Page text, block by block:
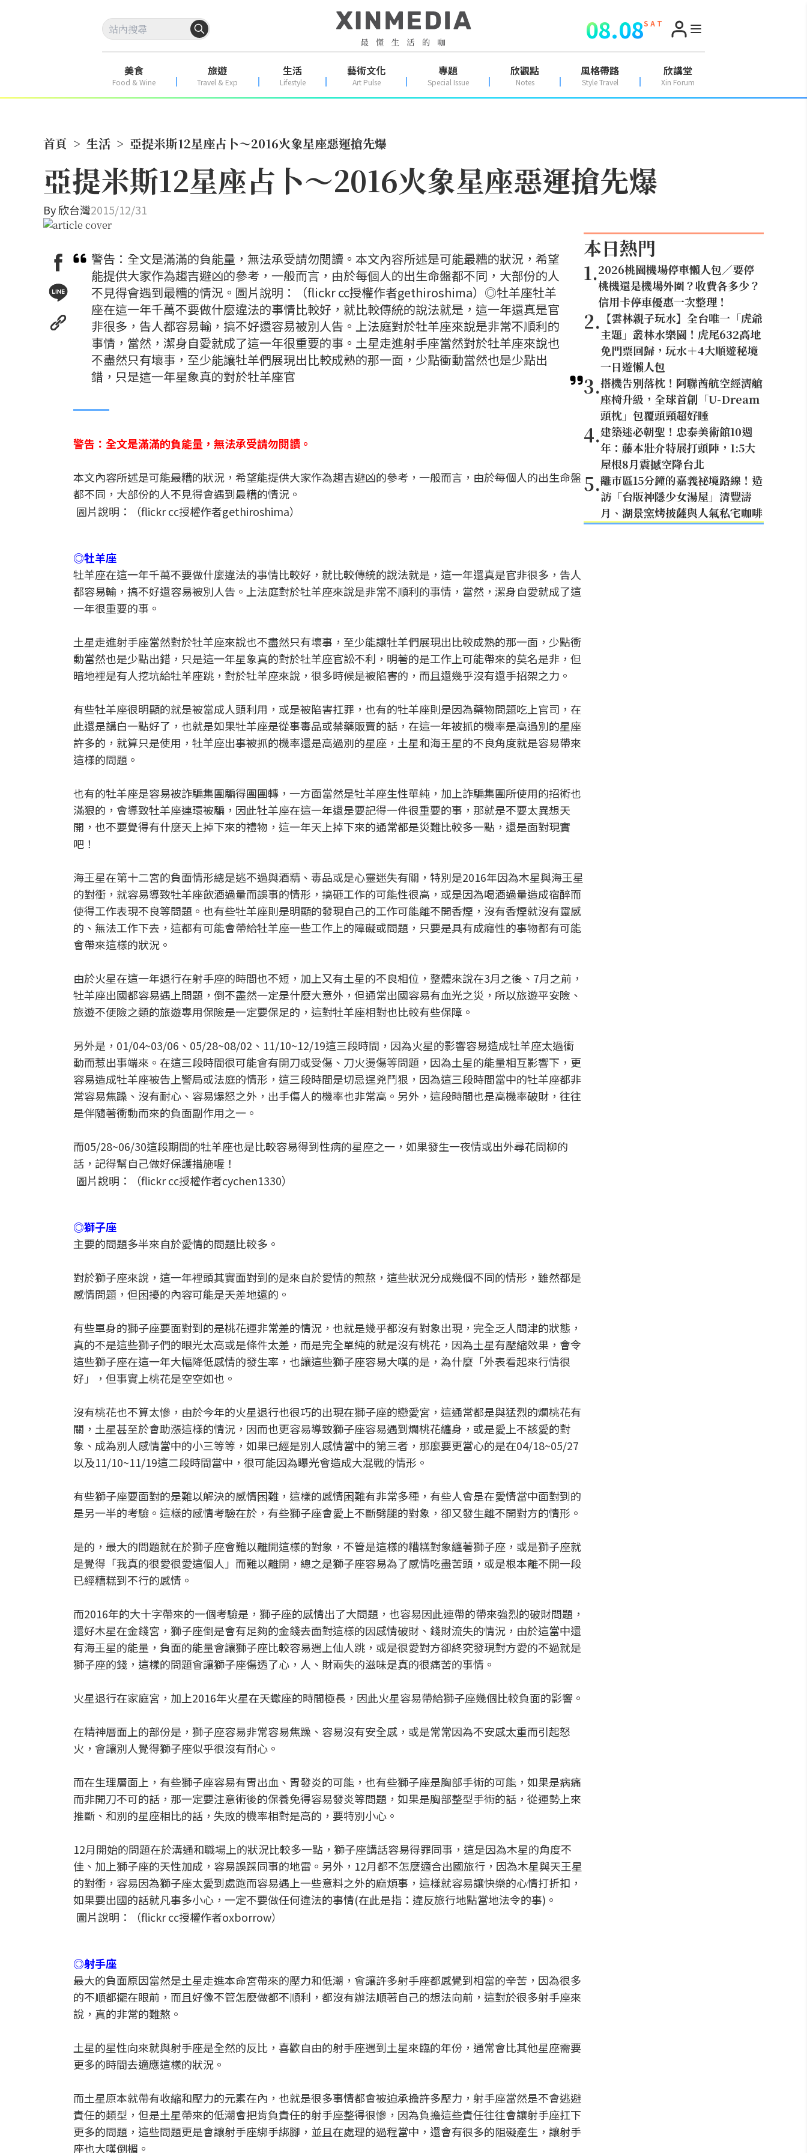
08.08S A T
美食
Food & Wine
旅遊
Travel & Exp
生活
Lifestyle
藝術文化
Art Pulse
專題
Special Issue
欣觀點
Notes
風格帶路
Style Travel
欣講堂
Xin Forum
首頁 > 生活 > 亞提米斯12星座占卜～2016火象星座惡運搶先爆
亞提米斯12星座占卜～2016火象星座惡運搶先爆
By欣台灣2015/12/31
警告：全文是滿滿的負能量，無法承受請勿閱讀。本文內容所述是可能最糟的狀況，希望
能提供大家作為趨吉避凶的參考，一般而言，由於每個人的出生命盤都不同，大部份的人
不見得會遇到最糟的情況。圖片說明：（flickr cc授權作者gethiroshima）◎牡羊座牡羊
座在這一年千萬不要做什麼違法的事情比較好，就比較傳統的說法就是，這一年還真是官
非很多，告人都容易輸，搞不好還容易被別人告。上法庭對於牡羊座來說是非常不順利的
事情，當然，潔身自愛就成了這一年很重要的事。土星走進射手座當然對於牡羊座來說也
不盡然只有壞事，至少能讓牡羊們展現出比較成熟的那一面，少點衝動當然也是少點出
錯，只是這一年星象真的對於牡羊座官
警告：全文是滿滿的負能量，無法承受請勿閱讀。
本文內容所述是可能最糟的狀況，希望能提供大家作為趨吉避凶的參考，一般而言，由於每個人的出生命盤
都不同，大部份的人不見得會遇到最糟的情況。
圖片說明：（flickr cc授權作者gethiroshima）
◎牡羊座
牡羊座在這一年千萬不要做什麼違法的事情比較好，就比較傳統的說法就是，這一年還真是官非很多，告人
都容易輸，搞不好還容易被別人告。上法庭對於牡羊座來說是非常不順利的事情，當然，潔身自愛就成了這
一年很重要的事。
土星走進射手座當然對於牡羊座來說也不盡然只有壞事，至少能讓牡羊們展現出比較成熟的那一面，少點衝
動當然也是少點出錯，只是這一年星象真的對於牡羊座官訟不利，明著的是工作上可能帶來的莫名是非，但
暗地裡是有人挖坑給牡羊座跳，對於牡羊座來說，很多時候是被陷害的，而且還幾乎沒有還手招架之力。
有些牡羊座很明顯的就是被當成人頭利用，或是被陷害扛罪，也有的牡羊座則是因為藥物問題吃上官司，在
此還是講白一點好了，也就是如果牡羊座是從事毒品或禁藥販賣的話，在這一年被抓的機率是高過別的星座
許多的，就算只是使用，牡羊座出事被抓的機率還是高過別的星座，土星和海王星的不良角度就是容易帶來
這樣的問題。
也有的牡羊座是容易被詐騙集團騙得團團轉，一方面當然是牡羊座生性單純，加上詐騙集團所使用的招術也
滿狠的，會導致牡羊座連環被騙，因此牡羊座在這一年還是要記得一件很重要的事，那就是不要太異想天
開，也不要覺得有什麼天上掉下來的禮物，這一年天上掉下來的通常都是災難比較多一點，還是面對現實
吧！
海王星在第十二宮的負面情形總是逃不過與酒精、毒品或是心靈迷失有關，特別是2016年因為木星與海王星
的對衝，就容易導致牡羊座飲酒過量而誤事的情形，搞砸工作的可能性很高，或是因為喝酒過量造成宿醉而
使得工作表現不良等問題。也有些牡羊座則是明顯的發現自己的工作可能離不開香煙，沒有香煙就沒有靈感
的、無法工作下去，這都有可能會帶給牡羊座一些工作上的障礙或問題，只要是具有成癮性的事物都有可能
會帶來這樣的狀況。
由於火星在這一年退行在射手座的時間也不短，加上又有土星的不良相位，整體來說在3月之後、7月之前，
牡羊座出國都容易遇上問題，倒不盡然一定是什麼大意外，但通常出國容易有血光之災，所以旅遊平安險、
旅遊不便險之類的旅遊專用保險是一定要保足的，這對牡羊座相對也比較有些保障。
另外是，01/04~03/06、05/28~08/02、11/10~12/19這三段時間，因為火星的影響容易造成牡羊座太過衝
動而惹出事端來。在這三段時間很可能會有開刀或受傷、刀火燙傷等問題，因為土星的能量相互影響下，更
容易造成牡羊座被告上警局或法庭的情形，這三段時間是切忌逞兇鬥狠，因為這三段時間當中的牡羊座都非
常容易焦躁、沒有耐心、容易爆怒之外，出手傷人的機率也非常高。另外，這段時間也是高機率破財，往往
是伴隨著衝動而來的負面副作用之一。
而05/28~06/30這段期間的牡羊座也是比較容易得到性病的星座之一，如果發生一夜情或出外尋花問柳的
話，記得幫自己做好保護措施喔！
圖片說明：（flickr cc授權作者cychen1330）
◎獅子座
主要的問題多半來自於愛情的問題比較多。
對於獅子座來說，這一年裡頭其實面對到的是來自於愛情的煎熬，這些狀況分成幾個不同的情形，雖然都是
感情問題，但困擾的內容可能是天差地遠的。
有些單身的獅子座要面對到的是桃花運非常差的情況，也就是幾乎都沒有對象出現，完全乏人問津的狀態，
真的不是這些獅子們的眼光太高或是條件太差，而是完全單純的就是沒有桃花，因為土星有壓縮效果，會令
這些獅子座在這一年大幅降低感情的發生率，也讓這些獅子座容易大嘆的是，為什麼「外表看起來行情很
好」，但事實上桃花是空空如也。
沒有桃花也不算太慘，由於今年的火星退行也很巧的出現在獅子座的戀愛宮，這通常都是與猛烈的爛桃花有
關，土星甚至於會助漲這樣的情況，因而也更容易導致獅子座容易遇到爛桃花纏身，或是愛上不該愛的對
象、成為別人感情當中的小三等等，如果已經是別人感情當中的第三者，那麼要更當心的是在04/18~05/27
以及11/10~11/19這二段時間當中，很可能因為曝光會造成大混戰的情形。
有些獅子座要面對的是難以解決的感情困難，這樣的感情困難有非常多種，有些人會是在愛情當中面對到的
是另一半的考驗。這樣的感情考驗在於，有些獅子座會愛上不斷劈腿的對象，卻又發生離不開對方的情形。
是的，最大的問題就在於獅子座會難以離開這樣的對象，不管是這樣的糟糕對象纏著獅子座，或是獅子座就
是覺得「我真的很愛很愛這個人」而難以離開，總之是獅子座容易為了感情吃盡苦頭，或是根本離不開一段
已經糟糕到不行的感情。
而2016年的大十字帶來的一個考驗是，獅子座的感情出了大問題，也容易因此連帶的帶來強烈的破財問題，
還好木星在金錢宮，獅子座倒是會有足夠的金錢去面對這樣的因感情破財、錢財流失的情況，由於這當中還
有海王星的能量，負面的能量會讓獅子座比較容易遇上仙人跳，或是很愛對方卻終究發現對方愛的不過就是
獅子座的錢，這樣的問題會讓獅子座傷透了心，人、財兩失的滋味是真的很痛苦的事情。
火星退行在家庭宮，加上2016年火星在天蠍座的時間極長，因此火星容易帶給獅子座幾個比較負面的影響。
在精神層面上的部份是，獅子座容易非常容易焦躁、容易沒有安全感，或是常常因為不安感太重而引起怒
火，會讓別人覺得獅子座似乎很沒有耐心。
而在生理層面上，有些獅子座容易有胃出血、胃發炎的可能，也有些獅子座是胸部手術的可能，如果是病痛
而非開刀不可的話，那一定要注意術後的保養免得容易發炎等問題，如果是胸部整型手術的話，從運勢上來
推斷、和別的星座相比的話，失敗的機率相對是高的，要特別小心。
12月開始的問題在於溝通和職場上的狀況比較多一點，獅子座講話容易得罪同事，這是因為木星的角度不
佳、加上獅子座的天性加成，容易誤踩同事的地雷。另外，12月都不怎麼適合出國旅行，因為木星與天王星
的對衝，容易因為獅子座太愛到處跑而容易遇上一些意料之外的麻煩事，這樣就容易讓快樂的心情打折扣，
如果要出國的話就凡事多小心，一定不要做任何違法的事情(在此是指：違反旅行地點當地法令的事)。
圖片說明：（flickr cc授權作者oxborrow）
◎射手座
最大的負面原因當然是土星走進本命宮帶來的壓力和低潮，會讓許多射手座都感覺到相當的辛苦，因為很多
的不順都擺在眼前，而且好像不管怎麼做都不順利，都沒有辦法順著自己的想法向前，這對於很多射手座來
說，真的非常的難熬。
土星的星性向來就與射手座是全然的反比，喜歡自由的射手座遇到土星來臨的年份，通常會比其他星座需要
更多的時間去適應這樣的狀況。
而土星原本就帶有收縮和壓力的元素在內，也就是很多事情都會被迫承擔許多壓力，射手座當然是不會逃避
責任的類型，但是土星帶來的低潮會把肯負責任的射手座整得很慘，因為負擔這些責任往往會讓射手座扛下
更多的問題，這些問題更是會讓射手座綁手綁腳，並且在處理的過程當中，還會有很多的阻礙產生，讓射手
座也大嘆倒楣。
本日熱門
1.2026桃園機場停車懶人包／要停
桃機還是機場外圍？收費各多少？
信用卡停車優惠一次整理！
2. 【雲林親子玩水】全台唯一「虎爺
主題」叢林水樂園！虎尾632高地
免門票回歸，玩水＋4大順遊秘境
一日遊懶人包
3.搭機告別落枕！阿聯酋航空經濟艙
座椅升級，全球首創「U-Dream
頭枕」包覆頭頸超好睡
4.建築迷必朝聖！忠泰美術館10週
年：藤本壯介特展打頭陣，1:5大
屋根8月震撼空降台北
5.離市區15分鐘的嘉義祕境路線！造
訪「台版神隱少女湯屋」清豐濤
月、湖景窯烤披薩與人氣私宅咖啡